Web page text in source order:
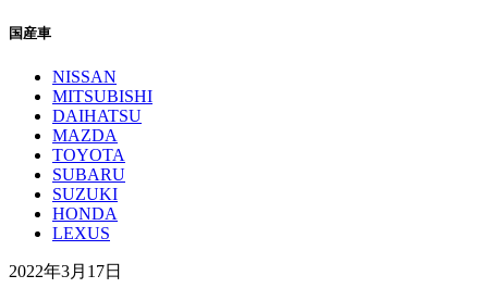
国産車
NISSAN
MITSUBISHI
DAIHATSU
MAZDA
TOYOTA
SUBARU
SUZUKI
HONDA
LEXUS
2022年3月17日